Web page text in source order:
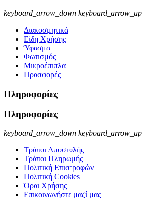
keyboard_arrow_down keyboard_arrow_up
Διακοσμητικά
Είδη Χρήσης
Ύφασμα
Φωτισμός
Μικροέπιπλα
Προσφορές
Πληροφορίες
Πληροφορίες
keyboard_arrow_down keyboard_arrow_up
Τρόποι Αποστολής
Τρόποι Πληρωμής
Πολιτική Επιστροφών
Πολιτική Cookies
Όροι Χρήσης
Επικοινωνήστε μαζί μας